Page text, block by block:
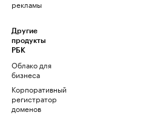
рекламы
Другие
продукты
РБК
Облако для
бизнеса
Корпоративный
регистратор
доменов